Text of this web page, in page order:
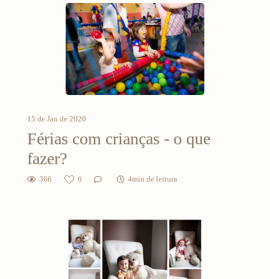
15 de Jan de 2020
Férias com crianças - o que
fazer?
366 6 4min de leitura